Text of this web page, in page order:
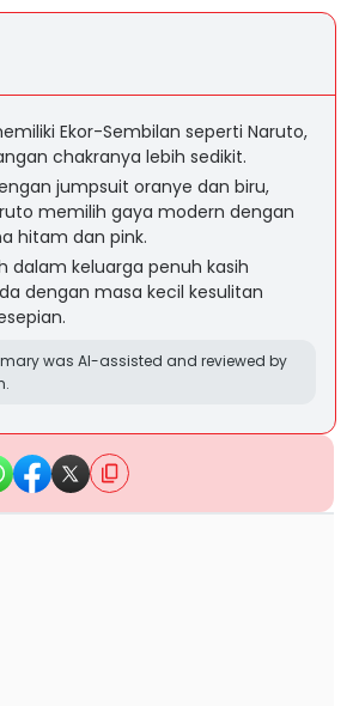
Ekor-Sembilan seperti Naruto,
chakranya lebih sedikit.
jumpsuit oranye dan biru,
memilih gaya modern dengan
hitam dan pink.
dalam keluarga penuh kasih
dengan masa kecil kesulitan
was AI-assisted and reviewed by